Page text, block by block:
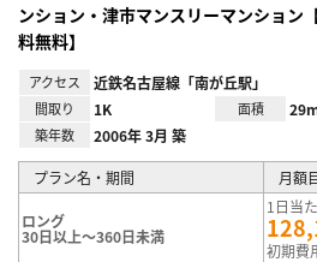
ンション・津市マンスリーマンション
料無料】
アクセス 近鉄名古屋線「南が丘駅」
間取り 1K 面積
築年数 2006年 3月 築
プラン名・期間 月額
ロング
30日以上～360日未満
1日当
初期費